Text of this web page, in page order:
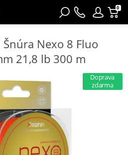
0
Nexo 8 Fluo
21,8 lb 300 m
Doprava
zdarma